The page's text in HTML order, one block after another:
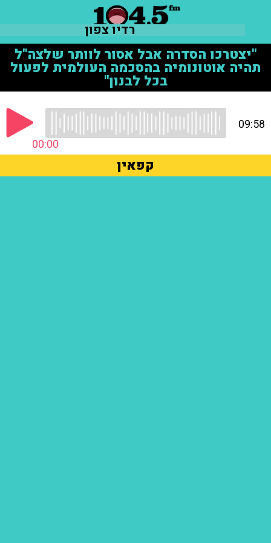
רדיו צפון
"יצטרכו הסדרה אבל אסור לוותר שלצה"ל
תהיה אוטונומיה בהסכמה העולמית לפעול
בכל לבנון"
00:00
09:58
קפאין